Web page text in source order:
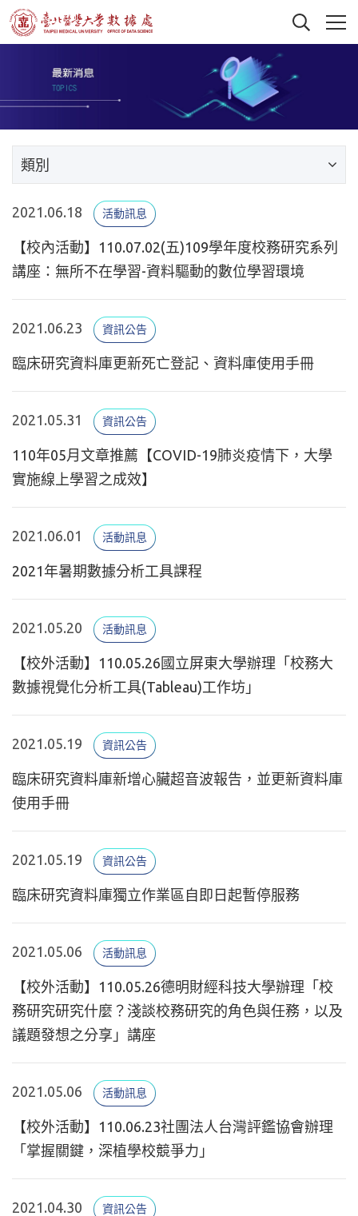
類別
2021.06.18 活動訊息
【校內活動】110.07.02(五)109學年度校務研究系列
講座：無所不在學習-資料驅動的數位學習環境
2021.06.23 資訊公告
臨床研究資料庫更新死亡登記、資料庫使用手冊
2021.05.31 資訊公告
110年05月文章推薦【COVID-19肺炎疫情下，大學
實施線上學習之成效】
2021.06.01 活動訊息
2021年暑期數據分析工具課程
2021.05.20 活動訊息
【校外活動】110.05.26國立屏東大學辦理「校務大
數據視覺化分析工具(Tableau)工作坊」
2021.05.19 資訊公告
臨床研究資料庫新增心臟超音波報告，並更新資料庫
使用手冊
2021.05.19 資訊公告
臨床研究資料庫獨立作業區自即日起暫停服務
2021.05.06 活動訊息
【校外活動】110.05.26德明財經科技大學辦理「校
務研究研究什麼？淺談校務研究的角色與任務，以及
議題發想之分享」講座
2021.05.06 活動訊息
【校外活動】110.06.23社團法人台灣評鑑協會辦理
「掌握關鍵，深植學校競爭力」
2021.04.30 資訊公告